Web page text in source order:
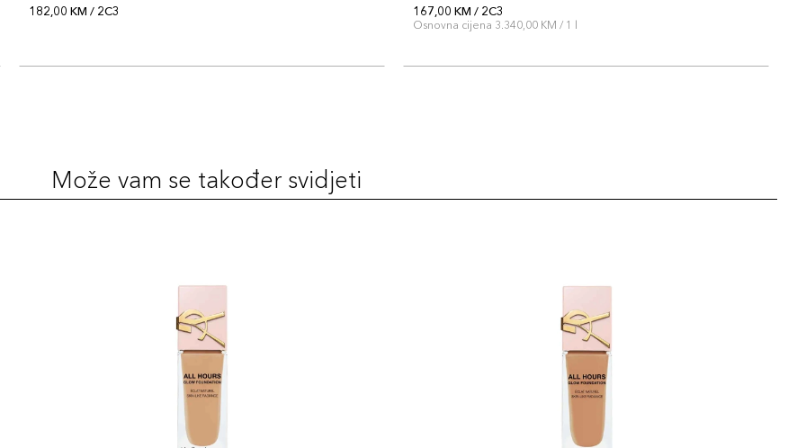
182,00 KM / 2C3 167,00 KM / 2C3
Osnovna cijena 3.340,00 KM / 1 l
Može vam se također svidjeti